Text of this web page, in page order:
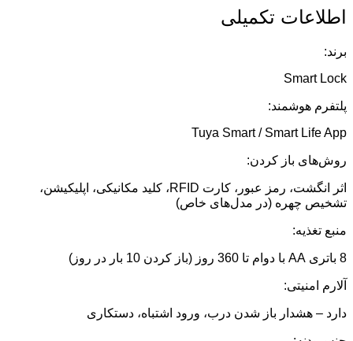
اطلاعات تکمیلی
برند:
Smart Lock
پلتفرم هوشمند:
Tuya Smart / Smart Life App
روش‌های باز کردن:
اثر انگشت، رمز عبور، کارت RFID، کلید مکانیکی، اپلیکیشن،
تشخیص چهره (در مدل‌های خاص)
منبع تغذیه:
8 باتری AA با دوام تا 360 روز (باز کردن 10 بار در روز)
آلارم امنیتی:
دارد – هشدار باز شدن درب، ورود اشتباه، دستکاری